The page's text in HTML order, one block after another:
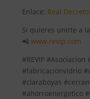
Enlace: Real
Si quieres unirte a
📲 www.revip.com
#REVIP
#fabricacionvidrio
#claraboyas
#ahorroenergetico